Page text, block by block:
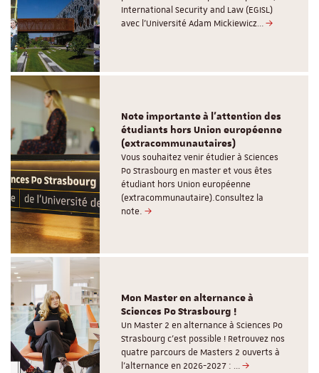
International Security and Law (EGISL)
avec l’Université Adam Mickiewicz…
Note importante à l'attention des
étudiants hors Union européenne
(extracommunautaires)
Vous souhaitez venir étudier à Sciences
Po Strasbourg en master et vous êtes
étudiant hors Union européenne
(extracommunautaire).Consultez la
note.
Mon Master en alternance à
Sciences Po Strasbourg !
Un Master 2 en alternance à Sciences Po
Strasbourg c'est possible ! Retrouvez nos
quatre parcours de Masters 2 ouverts à
l'alternance en 2026-2027 : …